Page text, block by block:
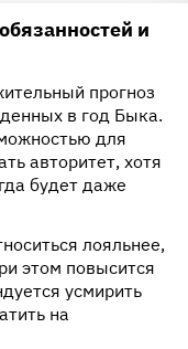
и
прогноз
в год Быка.
для
авторитет, хотя
будет даже
лояльнее,
этом повысится
усмирить
на